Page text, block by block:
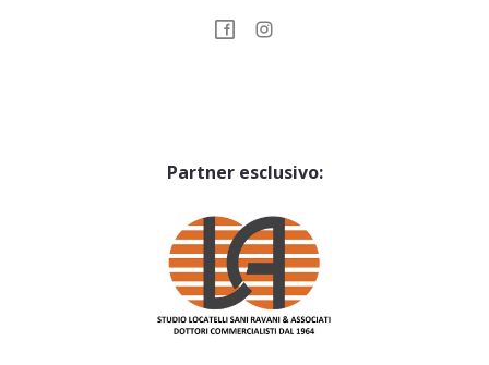
Partner esclusivo: